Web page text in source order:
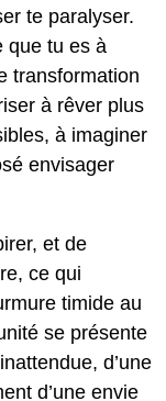
te paralyser.
que tu es à
transformation
à rêver plus
à imaginer
envisager
et de
ce qui
timide au
se présente
d’une
d’une envie